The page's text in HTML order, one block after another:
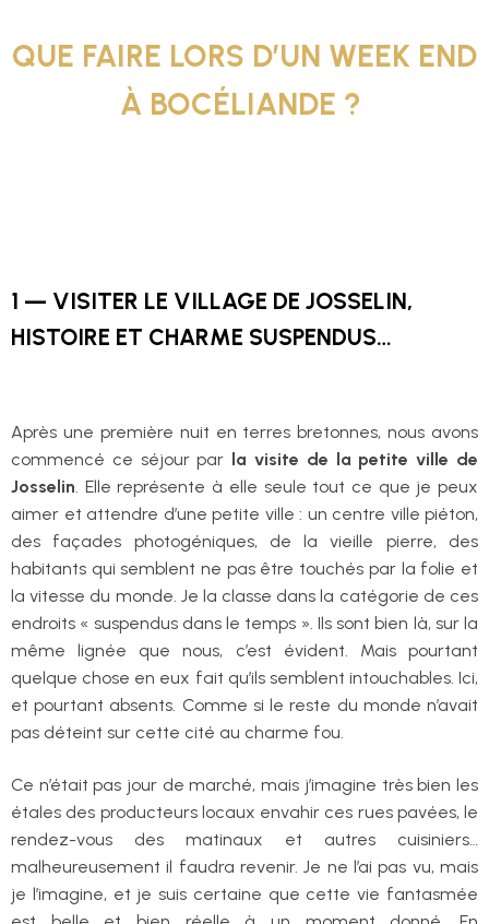
QUE FAIRE LORS D’UN WEEK END
À BOCÉLIANDE ?
1 — VISITER LE VILLAGE DE JOSSELIN,
HISTOIRE ET CHARME SUSPENDUS…
Après une première nuit en terres bretonnes, nous avons
commencé ce séjour par
la visite de la petite ville de
Josselin. Elle représente à elle seule tout ce que je peux
aimer et attendre d’une petite ville : un centre ville piéton,
des façades photogéniques, de la vieille pierre, des
habitants qui semblent ne pas être touchés par la folie et
la vitesse du monde. Je la classe dans la catégorie de ces
endroits « suspendus dans le temps ». Ils sont bien là, sur la
même lignée que nous, c’est évident. Mais pourtant
quelque chose en eux fait qu’ils semblent intouchables. Ici,
et pourtant absents. Comme si le reste du monde n’avait
pas déteint sur cette cité au charme fou.
Ce n’était pas jour de marché, mais j’imagine très bien les
étales des producteurs locaux envahir ces rues pavées, le
rendez-vous des matinaux et autres cuisiniers…
malheureusement il faudra revenir. Je ne l’ai pas vu, mais
je l’imagine, et je suis certaine que cette vie fantasmée